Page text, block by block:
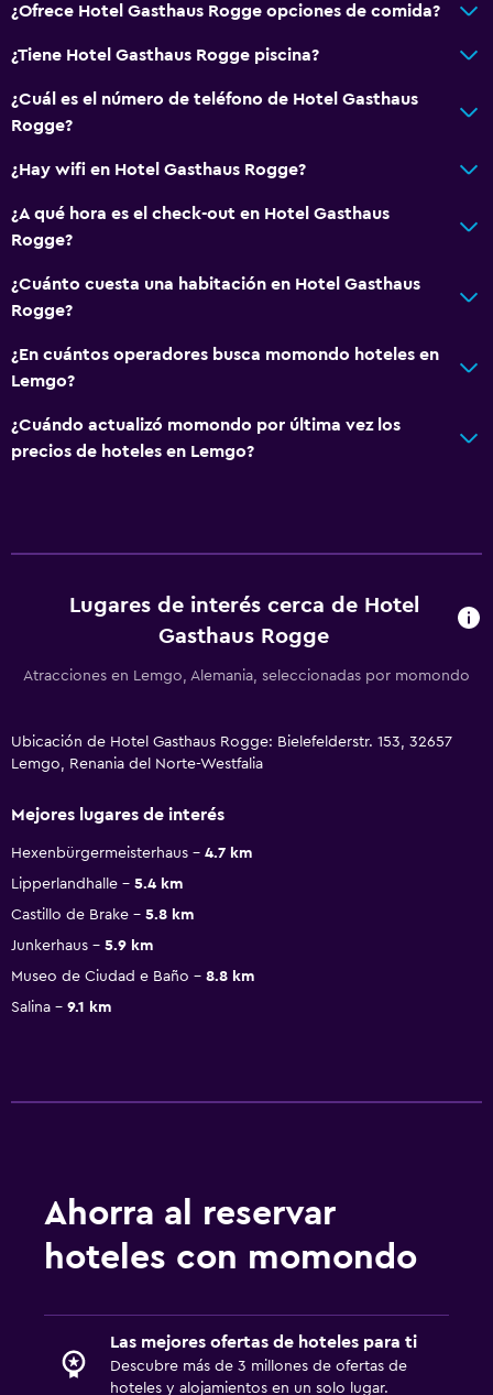
¿Ofrece Hotel Gasthaus Rogge opciones de comida?
¿Tiene Hotel Gasthaus Rogge piscina?
¿Cuál es el número de teléfono de Hotel Gasthaus
Rogge?
¿Hay wifi en Hotel Gasthaus Rogge?
¿A qué hora es el check-out en Hotel Gasthaus
Rogge?
¿Cuánto cuesta una habitación en Hotel Gasthaus
Rogge?
¿En cuántos operadores busca momondo hoteles en
Lemgo?
¿Cuándo actualizó momondo por última vez los
precios de hoteles en Lemgo?
Lugares de interés cerca de Hotel
Gasthaus Rogge
Atracciones en Lemgo, Alemania, seleccionadas por momondo
Ubicación de Hotel Gasthaus Rogge: Bielefelderstr. 153, 32657
Lemgo, Renania del Norte-Westfalia
Mejores lugares de interés
Hexenbürgermeisterhaus
4.7 km
Lipperlandhalle
5.4 km
Castillo de Brake
5.8 km
Junkerhaus
5.9 km
Museo de Ciudad e Baño
8.8 km
Salina
9.1 km
Ahorra al reservar
hoteles con momondo
Las mejores ofertas de hoteles para ti
Descubre más de 3 millones de ofertas de
hoteles y alojamientos en un solo lugar.